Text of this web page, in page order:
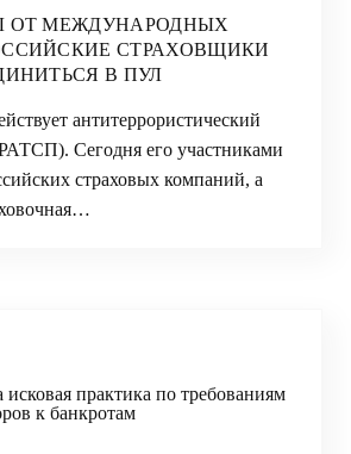
ОТ МЕЖДУНАРОДНЫХ
СТРАХОВЩИКИ
В ПУЛ
антитеррористический
Сегодня его участниками
страховых компаний, а